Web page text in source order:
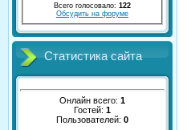
Всего голосовало: 122
Обсудить на форуме
Статистика сайта
Онлайн всего: 1
Гостей: 1
Пользователей: 0